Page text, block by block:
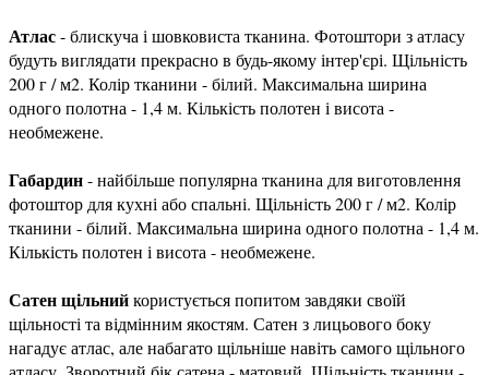
Атлас- блискуча і шовковиста тканина. Фотоштори з атласу
будуть виглядати прекрасно в будь-якому інтер'єрі. Щільність
200 г / м2. Колір тканини - білий. Максимальна ширина
одного полотна - 1,4 м. Кількість полотен і висота -
необмежене.
Габардин- найбільше популярна тканина для виготовлення
фотоштор для кухні або спальні. Щільність 200 г / м2. Колір
тканини - білий. Максимальна ширина одного полотна - 1,4 м.
Кількість полотен і висота - необмежене.
Сатен щільнийкористується попитом завдяки своїй
щільності та відмінним якостям. Сатен з лицьового боку
нагадує атлас, але набагато щільніше навіть самого щільного